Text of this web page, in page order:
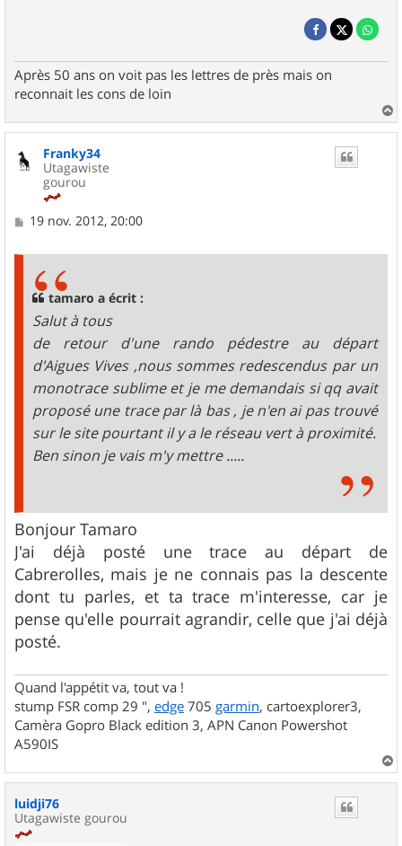
Après 50 ans on voit pas les lettres de près mais on
reconnait les cons de loin
a
u
Franky34
Utagawiste
gourou
M19 nov. 2012, 20:00
tamaro a écrit :
Salut à tous
de retour d'une rando pédestre au départ
d'Aigues Vives ,nous sommes redescendus par un
monotrace sublime et je me demandais si qq avait
proposé une trace par là bas , je n'en ai pas trouvé
sur le site pourtant il y a le réseau vert à proximité.
Ben sinon je vais m'y mettre .....
Bonjour Tamaro
J'ai déjà posté une trace au départ de
Cabrerolles, mais je ne connais pas la descente
dont tu parles, et ta trace m'interesse, car je
pense qu'elle pourrait agrandir, celle que j'ai déjà
posté.
Quand l'appétit va, tout va !
stump FSR comp 29 ", edge 705 garmin, cartoexplorer3,
Camèra Gopro Black edition 3, APN Canon Powershot
A590IS
a
luidji76
Utagawiste gourou